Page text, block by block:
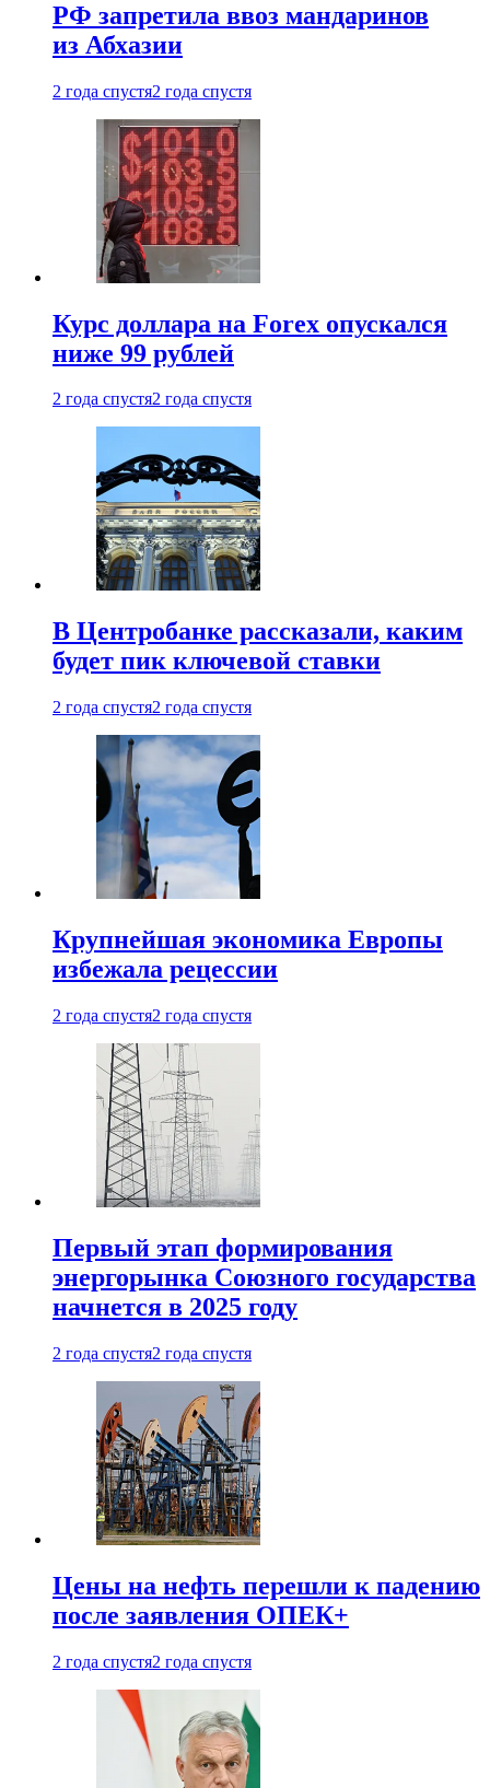
РФ запретила ввоз мандаринов
из Абхазии
2 года спустя2 года спустя
Курс доллара на Forex опускался
ниже 99 рублей
2 года спустя2 года спустя
В Центробанке рассказали, каким
будет пик ключевой ставки
2 года спустя2 года спустя
Крупнейшая экономика Европы
избежала рецессии
2 года спустя2 года спустя
Первый этап формирования
энергорынка Союзного государства
начнется в 2025 году
2 года спустя2 года спустя
Цены на нефть перешли к падению
после заявления ОПЕК+
2 года спустя2 года спустя